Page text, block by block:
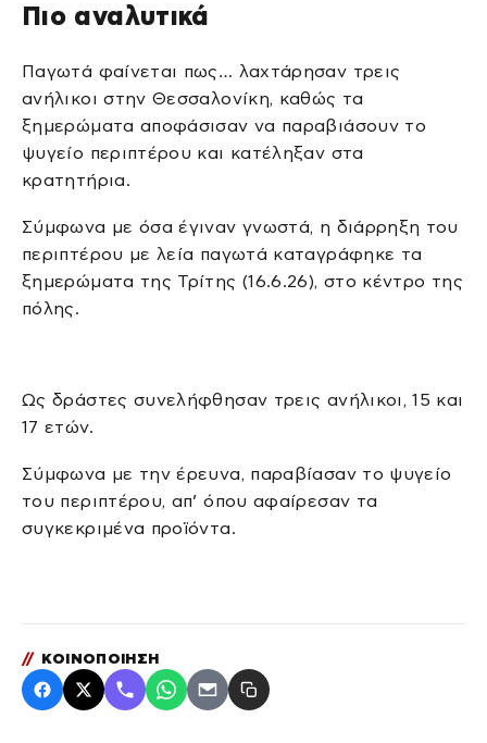
Πιο αναλυτικά
Παγωτά φαίνεται πως… λαχτάρησαν τρεις
ανήλικοι στην Θεσσαλονίκη, καθώς τα
ξημερώματα αποφάσισαν να παραβιάσουν το
ψυγείο περιπτέρου και κατέληξαν στα
κρατητήρια.
Σύμφωνα με όσα έγιναν γνωστά, η διάρρηξη του
περιπτέρου με λεία παγωτά καταγράφηκε τα
ξημερώματα της Τρίτης (16.6.26), στο κέντρο της
πόλης.
Ως δράστες συνελήφθησαν τρεις ανήλικοι, 15 και
17 ετών.
Σύμφωνα με την έρευνα, παραβίασαν το ψυγείο
του περιπτέρου, απ’ όπου αφαίρεσαν τα
συγκεκριμένα προϊόντα.
// ΚΟΙΝΟΠΟΙΗΣΗ